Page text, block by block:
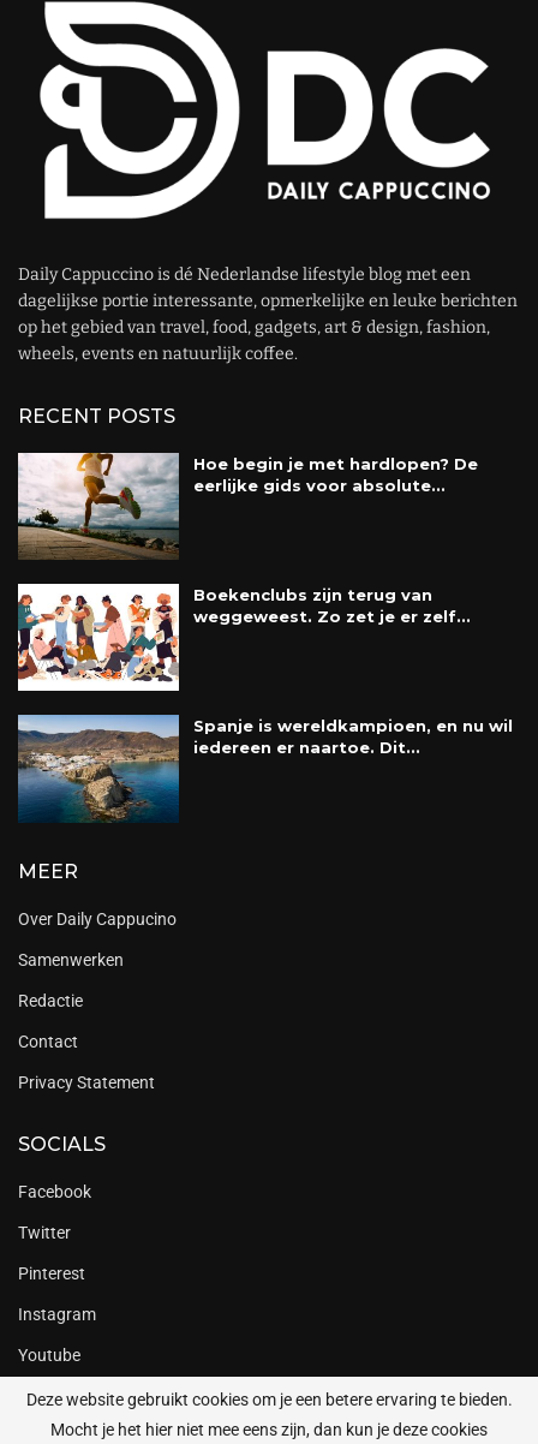
Daily Cappuccino is dé Nederlandse lifestyle blog met een
dagelijkse portie interessante, opmerkelijke en leuke berichten
op het gebied van travel, food, gadgets, art & design, fashion,
wheels, events en natuurlijk coffee.
RECENT POSTS
Hoe begin je met hardlopen? De
eerlijke gids voor absolute...
Boekenclubs zijn terug van
weggeweest. Zo zet je er zelf...
Spanje is wereldkampioen, en nu wil
iedereen er naartoe. Dit...
MEER
Over Daily Cappucino
Samenwerken
Redactie
Contact
Privacy Statement
SOCIALS
Facebook
Twitter
Pinterest
Instagram
Youtube
Deze website gebruikt cookies om je een betere ervaring te bieden.
Mocht je het hier niet mee eens zijn, dan kun je deze cookies